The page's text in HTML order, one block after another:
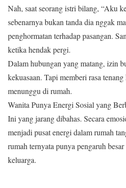
Nah, saat seorang istri bilang, “Aku
sebenarnya bukan tanda dia nggak
penghormatan terhadap pasangan.
ketika hendak pergi.
Dalam hubungan yang matang, izin
kekuasaan. Tapi memberi rasa
menunggu di rumah.
Wanita Punya Energi Sosial yang
Ini yang jarang dibahas. Secara
menjadi pusat energi dalam rumah
rumah ternyata punya pengaruh besar
keluarga.